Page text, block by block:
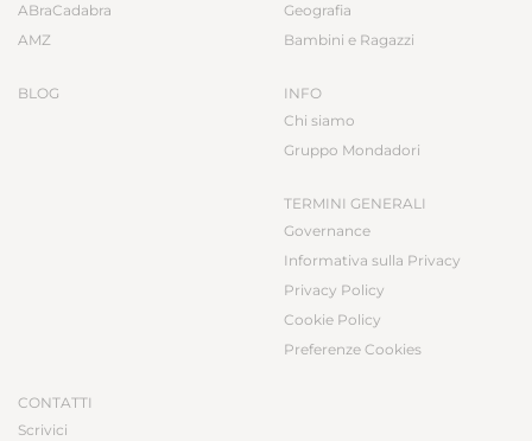
ABraCadabra
AMZ
BLOG
Geografia
Bambini e Ragazzi
INFO
Chi siamo
Gruppo Mondadori
TERMINI GENERALI
Governance
Informativa sulla Privacy
Privacy Policy
Cookie Policy
Preferenze Cookies
CONTATTI
Scrivici